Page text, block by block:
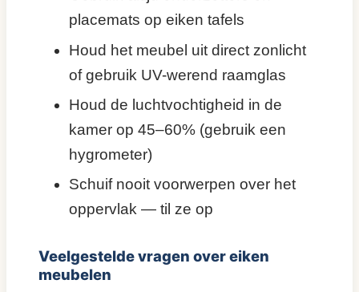
placemats op eiken tafels
Houd het meubel uit direct zonlicht
of gebruik UV-werend raamglas
Houd de luchtvochtigheid in de
kamer op 45–60% (gebruik een
hygrometer)
Schuif nooit voorwerpen over het
oppervlak — til ze op
Veelgestelde vragen over eiken
meubelen